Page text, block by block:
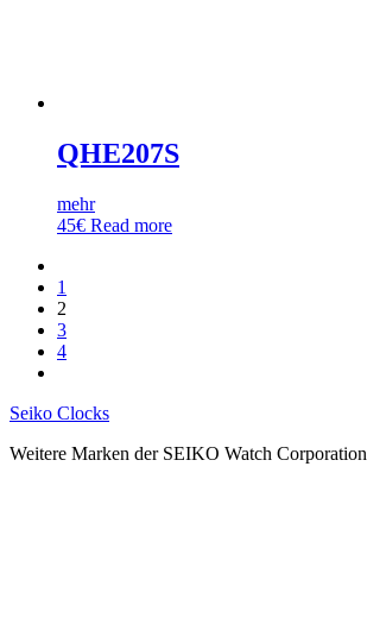
QHE207S
mehr
45€ Read more
1
2
3
4
Seiko Clocks
Weitere Marken der SEIKO Watch Corporation